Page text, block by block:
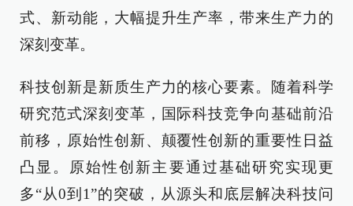
式、新动能，大幅提升生产率，带来生产力的
深刻变革。
科技创新是新质生产力的核心要素。随着科学
研究范式深刻变革，国际科技竞争向基础前沿
前移，原始性创新、颠覆性创新的重要性日益
凸显。原始性创新主要通过基础研究实现更
多“从0到1”的突破，从源头和底层解决科技问